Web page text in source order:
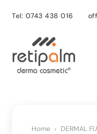
Tel: 0743 438 016
Home DERMAL